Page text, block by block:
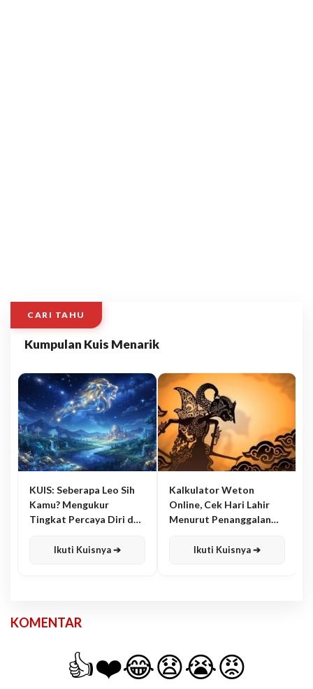
CARI TAHU
Kumpulan Kuis Menarik
KUIS: Seberapa Leo Sih
Kamu? Mengukur
Tingkat Percaya Diri dan
Ikuti Kuisnya ➔
Kalkulator Weton
Online, Cek Hari Lahir
Menurut Penanggalan
Ikuti Kuisnya ➔
KOMENTAR
👍❤️😂😧😭😡